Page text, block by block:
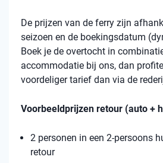
De prijzen van de ferry zijn
seizoen en de boekingsdatum
Boek je de overtocht in
accommodatie bij ons, dan
voordeliger tarief dan via de
Voorbeeldprijzen retour (auto +
2 personen in een 2-persoons
retour